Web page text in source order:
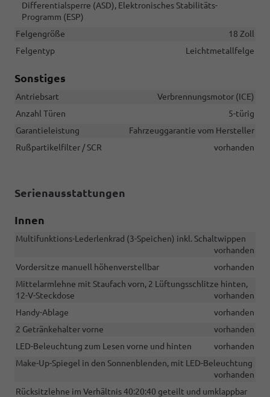
Differentialsperre (ASD), Elektronisches Stabilitäts-
Programm (ESP)
Felgengröße
18 Zoll
Felgentyp
Leichtmetallfelge
Sonstiges
Antriebsart
Verbrennungsmotor (ICE)
Anzahl Türen
5-türig
Garantieleistung
Fahrzeuggarantie vom Hersteller
Rußpartikelfilter / SCR
vorhanden
Serienausstattungen
Innen
Multifunktions-Lederlenkrad (3-Speichen) inkl. Schaltwippen
vorhanden
Vordersitze manuell höhenverstellbar
vorhanden
Mittelarmlehne mit Staufach vorn, 2 Lüftungsschlitze hinten,
12-V-Steckdose
vorhanden
Handy-Ablage
vorhanden
2 Getränkehalter vorne
vorhanden
LED-Beleuchtung zum Lesen vorne und hinten
vorhanden
Make-Up-Spiegel in den Sonnenblenden, mit LED-Beleuchtung
vorhanden
Rücksitzlehne im Verhältnis 40:20:40 geteilt und umklappbar